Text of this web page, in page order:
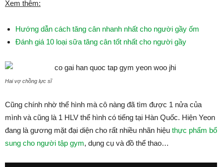
Xem thêm:
Hướng dẫn cách tăng cân nhanh nhất cho người gầy ốm
Đánh giá 10 loại sữa tăng cân tốt nhất cho người gầy
Hai vợ chồng lực sĩ
Cũng chính nhờ thể hình mà cô nàng đã tìm được 1 nửa của
mình và cũng là 1 HLV thể hình có tiếng tại Hàn Quốc. Hiện Yeon
đang là gương mặt đại diện cho rất nhiều nhãn hiệu thực phẩm bổ
sung cho người tập gym, dụng cụ và đồ thể thao…